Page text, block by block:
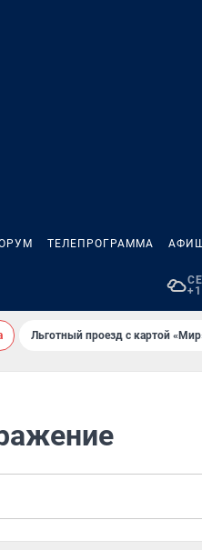
ТЕЛЕПРОГРАММА
Льготный проезд с картой